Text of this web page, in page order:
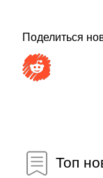
Поделиться
Топ